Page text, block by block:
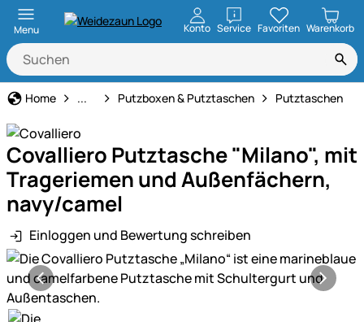
Menu Konto ServiceöffnenFavoriten Warenkorb
Home Pferdepflege
... Putzboxen & Putztaschen Putztaschen
Covalliero Putztasche "Milano", mit
Trageriemen und Außenfächern,
navy/camel
Einloggen und Bewertung schreiben
Produktgalerie